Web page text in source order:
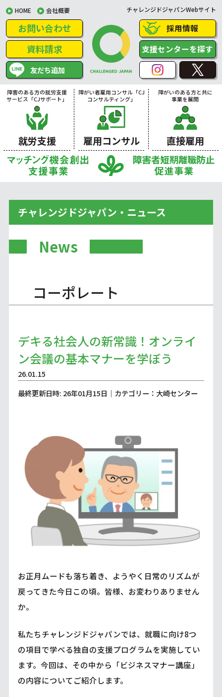
HOME 会社概要 チャレンジドジャパンWebサイト
お問い合わせ
資料請求
友だち追加
採用情報
支援センターを探す
障害のある方の就労支援
サービス「CJサポート」
就労支援
障がい者雇用コンサル「CJ
コンサルティング」
雇用コンサル
障がいのある方と共に
事業を展開
直接雇用
チャレンジドジャパン・ニュース
News
コーポレート
デキる社会人の新常識！オンライ
ン会議の基本マナーを学ぼう
26.01.15
最終更新日時: 26年01月15日｜カテゴリー：大崎センター
お正月ムードも落ち着き、ようやく日常のリズムが
戻ってきた今日この頃。皆様、お変わりありません
か。
私たちチャレンジドジャパンでは、就職に向け8つ
の項目で学べる独自の支援プログラムを実施してい
ます。今回は、その中から「ビジネスマナー講座」
の内容についてご紹介します。